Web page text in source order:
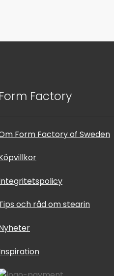
Form Factory
Form Factory of Sweden
och råd om stearin